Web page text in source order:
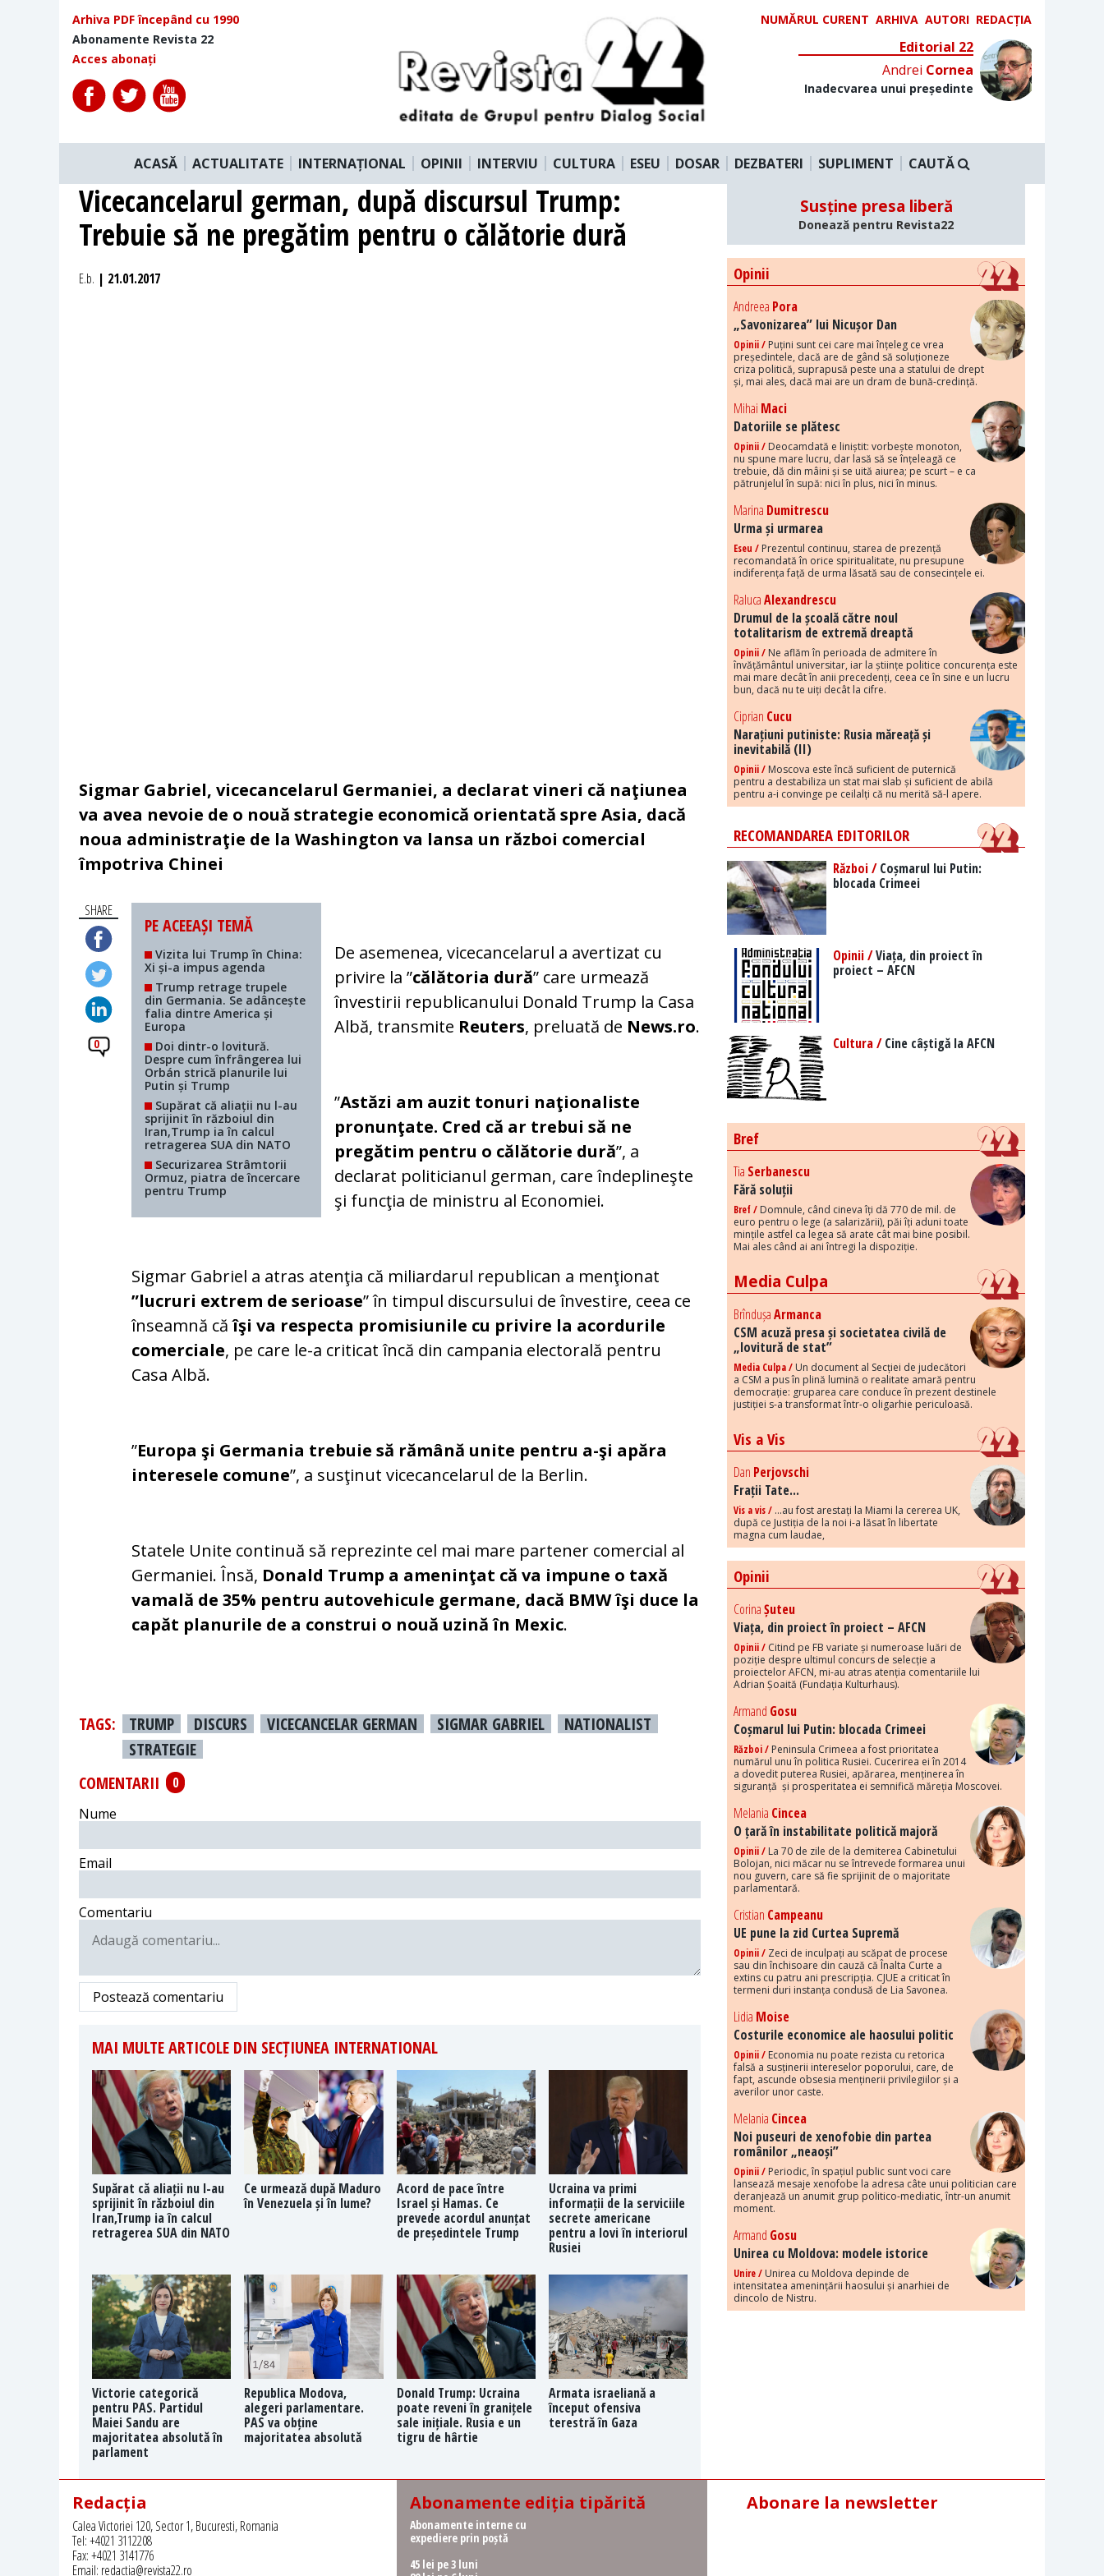
Arhiva PDF începând cu 1990
Abonamente Revista 22
Acces abonați
NUMĂRUL CURENT ARHIVA AUTORI REDACȚIA
Editorial 22
Andrei Cornea
Inadecvarea unui președinte
ACASĂ ACTUALITATE INTERNAȚIONAL OPINII INTERVIU CULTURA ESEU DOSAR DEZBATERI SUPLIMENT CAUTĂ
Vicecancelarul german, după discursul Trump:
Trebuie să ne pregătim pentru o călătorie dură
E.b. | 21.01.2017
Sigmar Gabriel, vicecancelarul Germaniei, a declarat vineri că naţiunea
va avea nevoie de o nouă strategie economică orientată spre Asia, dacă
noua administraţie de la Washington va lansa un război comercial
împotriva Chinei
SHARE
0
PE ACEEAȘI TEMĂ
Vizita lui Trump în China:
Xi și-a impus agenda
Trump retrage trupele
din Germania. Se adâncește
falia dintre America și
Europa
Doi dintr-o lovitură.
Despre cum înfrângerea lui
Orbán strică planurile lui
Putin și Trump
Supărat că aliații nu l-au
sprijinit în războiul din
Iran,Trump ia în calcul
retragerea SUA din NATO
Securizarea Strâmtorii
Ormuz, piatra de încercare
pentru Trump
De asemenea, vicecancelarul a avertizat cu
privire la ”călătoria dură” care urmează
învestirii republicanului Donald Trump la Casa
Albă, transmite Reuters, preluată de News.ro.
”Astăzi am auzit tonuri naţionaliste
pronunţate. Cred că ar trebui să ne
pregătim pentru o călătorie dură”, a
declarat politicianul german, care îndeplineşte
şi funcţia de ministru al Economiei.
Sigmar Gabriel a atras atenţia că miliardarul republican a menţionat
”lucruri extrem de serioase” în timpul discursului de învestire, ceea ce
înseamnă căîşi va respecta promisiunile cu privire la acordurile
comerciale, pe care le-a criticat încă din campania electorală pentru
Casa Albă.
”Europa şi Germania trebuie să rămână unite pentru a-şi apăra
interesele comune”, a susţinut vicecancelarul de la Berlin.
Statele Unite continuă să reprezinte cel mai mare partener comercial al
Germaniei. Însă, Donald Trump a ameninţat că va impune o taxă
vamală de 35% pentru autovehicule germane, dacă BMW îşi duce la
capăt planurile de a construi o nouă uzină în Mexic.
TAGS: TRUMP DISCURS VICECANCELAR GERMAN SIGMAR GABRIEL
NATIONALIST
STRATEGIE
COMENTARII
0
Nume
Email
Comentariu
Postează comentariu
MAI MULTE ARTICOLE DIN SECȚIUNEA INTERNATIONAL
Supărat că aliații nu l-au
sprijinit în războiul din
Iran,Trump ia în calcul
retragerea SUA din NATO
Ce urmează după Maduro
în Venezuela și în lume?
Acord de pace între
Israel și Hamas. Ce
prevede acordul anunțat
de președintele Trump
Ucraina va primi
informații de la serviciile
secrete americane
pentru a lovi în interiorul
Rusiei
Victorie categorică
pentru PAS. Partidul
Maiei Sandu are
majoritatea absolută în
parlament
Republica Modova,
alegeri parlamentare.
PAS va obține
majoritatea absolută
Donald Trump: Ucraina
poate reveni în granițele
sale inițiale. Rusia e un
tigru de hârtie
Armata israeliană a
început ofensiva
terestră în Gaza
Susține presa liberă
Donează pentru Revista22
Opinii
Andreea Pora
„Savonizarea” lui Nicușor Dan
Opinii / Puțini sunt cei care mai înțeleg ce vrea
președintele, dacă are de gând să soluționeze
criza politică, suprapusă peste una a statului de drept
și, mai ales, dacă mai are un dram de bună-credință.
Mihai Maci
Datoriile se plătesc
Opinii / Deocamdată e liniștit: vorbește monoton,
nu spune mare lucru, dar lasă să se înțeleagă ce
trebuie, dă din mâini și se uită aiurea; pe scurt – e ca
pătrunjelul în supă: nici în plus, nici în minus.
Marina Dumitrescu
Urma și urmarea
Eseu / Prezentul continuu, starea de prezență
recomandată în orice spiritualitate, nu presupune
indiferența față de urma lăsată sau de consecințele ei.
RalucaAlexandrescu
Drumul de la școală către noul
totalitarism de extremă dreaptă
Opinii / Ne aflăm în perioada de admitere în
învățământul universitar, iar la științe politice concurența este
mai mare decât în anii precedenți, ceea ce în sine e un lucru
bun, dacă nu te uiți decât la cifre.
Ciprian Cucu
Narațiuni putiniste: Rusia măreață și
inevitabilă (II)
Opinii / Moscova este încă suficient de puternică
pentru a destabiliza un stat mai slab și suficient de abilă
pentru a-i convinge pe ceilalți că nu merită să-l apere.
RECOMANDAREA EDITORILOR
Război /Coșmarul lui Putin:
blocada Crimeei
Opinii /Viața, din proiect în
proiect – AFCN
Cultura /Cine câștigă la AFCN
Bref
Tia Serbanescu
Fără soluții
Bref / Domnule, când cineva îți dă 770 de mil. de
euro pentru o lege (a salarizării), păi îți aduni toate
mințile astfel ca legea să arate cât mai bine posibil.
Mai ales când ai ani întregi la dispoziție.
Media Culpa
BrîndușaArmanca
CSM acuză presa și societatea civilă de
„lovitură de stat”
Media Culpa / Un document al Secției de judecători
a CSM a pus în plină lumină o realitate amară pentru
democrație: gruparea care conduce în prezent destinele
justiției s-a transformat într-o oligarhie periculoasă.
Vis a Vis
Dan Perjovschi
Frații Tate...
Vis a vis / ...au fost arestați la Miami la cererea UK,
după ce Justiția de la noi i-a lăsat în libertate
magna cum laudae,
Opinii
CorinaȘuteu
Viața, din proiect în proiect – AFCN
Opinii / Citind pe FB variate și numeroase luări de
poziție despre ultimul concurs de selecție a
proiectelor AFCN, mi-au atras atenția comentariile lui
Adrian Șoaită (Fundația Kulturhaus).
Armand Gosu
Coșmarul lui Putin: blocada Crimeei
Război / Peninsula Crimeea a fost prioritatea
numărul unu în politica Rusiei. Cucerirea ei în 2014
a dovedit puterea Rusiei, apărarea, menținerea în
siguranță și prosperitatea ei semnifică măreția Moscovei.
Melania Cincea
O țară în instabilitate politică majoră
Opinii / La 70 de zile de la demiterea Cabinetului
Bolojan, nici măcar nu se întrevede formarea unui
nou guvern, care să fie sprijinit de o majoritate
parlamentară.
Cristian Campeanu
UE pune la zid Curtea Supremă
Opinii / Zeci de inculpați au scăpat de procese
sau din închisoare din cauză că Înalta Curte a
extins cu patru ani prescripția. CJUE a criticat în
termeni duri instanța condusă de Lia Savonea.
Lidia Moise
Costurile economice ale haosului politic
Opinii / Economia nu poate rezista cu retorica
falsă a susținerii intereselor poporului, care, de
fapt, ascunde obsesia menținerii privilegiilor și a
averilor unor caste.
Melania Cincea
Noi puseuri de xenofobie din partea
românilor „neaoși”
Opinii / Periodic, în spațiul public sunt voci care
lansează mesaje xenofobe la adresa câte unui politician care
deranjează un anumit grup politico-mediatic, într-un anumit
moment.
Armand Gosu
Unirea cu Moldova: modele istorice
Unire / Unirea cu Moldova depinde de
intensitatea amenințării haosului și anarhiei de
dincolo de Nistru.
Redacția
Calea Victoriei 120, Sector 1, Bucuresti, Romania
Tel: +4021 3112208
Fax: +4021 3141776
Email: redactia@revista22.ro
Abonamente ediția tipărită
Abonamente interne cu
expediere prin poștă
45 lei pe 3 luni
Abonare la newsletter